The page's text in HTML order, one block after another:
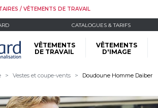
/ VÊTEMENTS DE TRAVAIL
CATALOGUES & TARIFS
VÊTEMENTS
DE TRAVAIL
VÊTEMENTS
D'IMAGE
Vestes et coupe-vents Doudoune Homme Daiber